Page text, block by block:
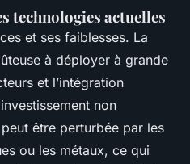
technologies actuelles
et ses faiblesses. La
à déployer à grande
et l’intégration
non
être perturbée par les
ou les métaux, ce qui